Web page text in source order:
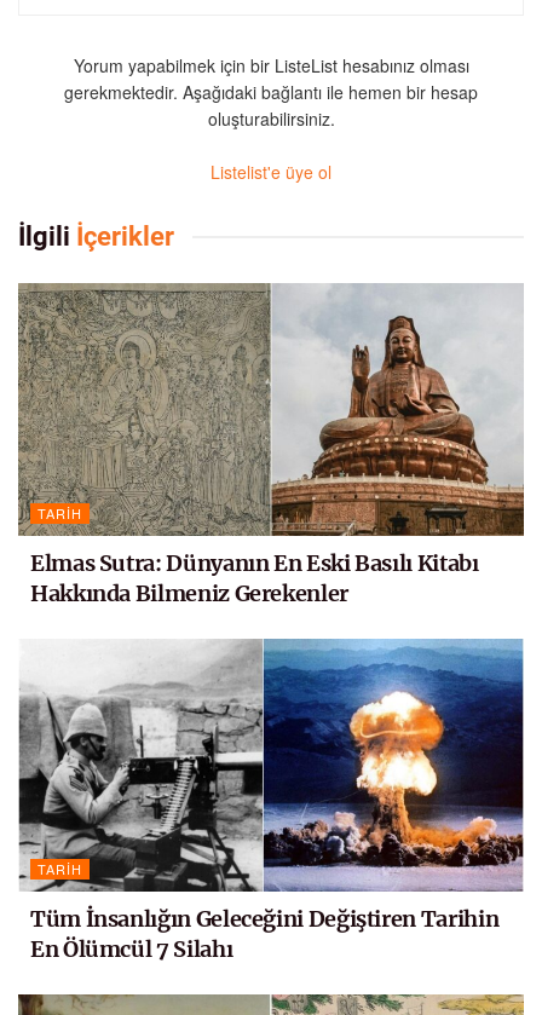
Yorum yapabilmek için bir ListeList hesabınız olması
gerekmektedir. Aşağıdaki bağlantı ile hemen bir hesap
oluşturabilirsiniz.
Listelist'e üye ol
İlgili İçerikler
TARIH
Elmas Sutra: Dünyanın En Eski Basılı Kitabı
Hakkında Bilmeniz Gerekenler
TARIH
Tüm İnsanlığın Geleceğini Değiştiren Tarihin
En Ölümcül 7 Silahı